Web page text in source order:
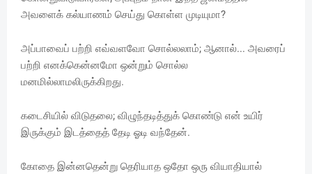
அவளைக் கல்யாணம் செய்து கொள்ள முடியுமா?
அப்பாவைப் பற்றி எவ்வளவோ சொல்லலாம்; ஆனால்... அவரைப்
பற்றி எனக்கென்னமோ ஒன்றும் சொல்ல
மனமில்லாமலிருக்கிறது.
கடைசியில் விடுதலை; விழுந்தடித்துக் கொண்டு என் உயிர்
இருக்கும் இடத்தைத் தேடி ஓடி வந்தேன்.
கோதை இன்னதென்று தெரியாத ஒதோ ஒரு வியாதியால்